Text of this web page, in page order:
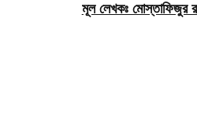
মূল লেখকঃ মোস্তাফিজুর